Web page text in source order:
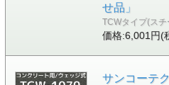
せ品」
TCWタイプ(ス
価格:6,001円(
サンコーテ